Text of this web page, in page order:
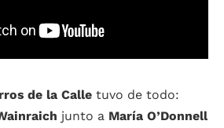
de la Calle tuvo de todo:
junto a María O’Donnell